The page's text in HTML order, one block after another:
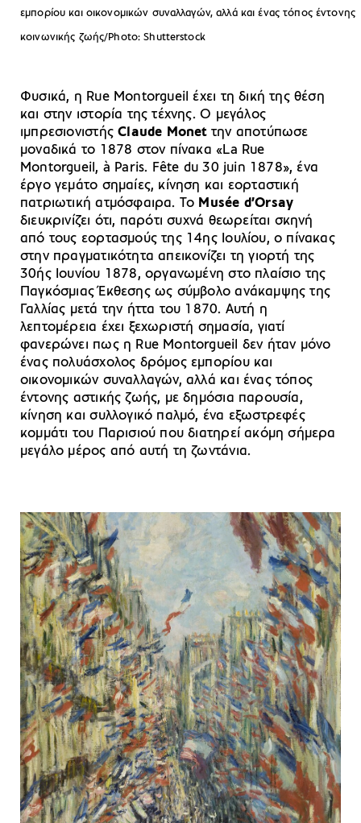
εμπορίου και οικονομικών συναλλαγών, αλλά και ένας τόπος έντονης
κοινωνικής ζωής/Photo: Shutterstock
Φυσικά, η Rue Montorgueil έχει τη δική της θέση
και στην ιστορία της τέχνης. Ο μεγάλος
ιμπρεσιονιστήςClaude Monetτην αποτύπωσε
μοναδικά το 1878 στον πίνακα «La Rue
Montorgueil, à Paris. Fête du 30 juin 1878», ένα
έργο γεμάτο σημαίες, κίνηση και εορταστική
πατριωτική ατμόσφαιρα. Το Musée d’Orsay
διευκρινίζει ότι, παρότι συχνά θεωρείται σκηνή
από τους εορτασμούς της 14ης Ιουλίου, ο πίνακας
στην πραγματικότητα απεικονίζει τη γιορτή της
30ής Ιουνίου 1878, οργανωμένη στο πλαίσιο της
Παγκόσμιας Έκθεσης ως σύμβολο ανάκαμψης της
Γαλλίας μετά την ήττα του 1870. Αυτή η
λεπτομέρεια έχει ξεχωριστή σημασία, γιατί
φανερώνει πως η Rue Montorgueil δεν ήταν μόνο
ένας πολυάσχολος δρόμος εμπορίου και
οικονομικών συναλλαγών, αλλά και ένας τόπος
έντονης αστικής ζωής, με δημόσια παρουσία,
κίνηση και συλλογικό παλμό, ένα εξωστρεφές
κομμάτι του Παρισιού που διατηρεί ακόμη σήμερα
μεγάλο μέρος από αυτή τη ζωντάνια.